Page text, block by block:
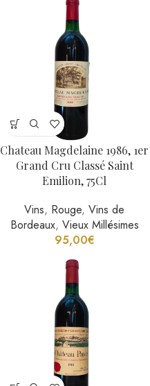
Chateau Magdelaine 1986, 1er
Grand Cru Classé Saint
Emilion, 75Cl
Vins, Rouge, Vins de
Bordeaux, Vieux Millésimes
95,00€